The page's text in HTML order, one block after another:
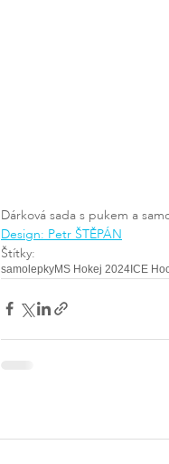
Dárková sada s pukem a
Design: Petr ŠTĚPÁN
Štítky:
samolepkyMS Hokej 2024ICE